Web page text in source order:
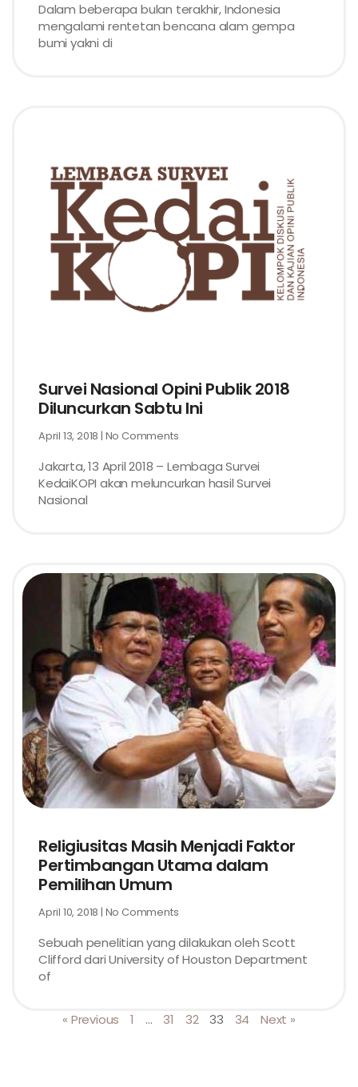
Dalam beberapa bulan terakhir, Indonesia
mengalami rentetan bencana alam gempa
bumi yakni di
Survei Nasional Opini Publik 2018
Diluncurkan Sabtu Ini
April 13, 2018 No Comments
Jakarta, 13 April 2018 – Lembaga Survei
KedaiKOPI akan meluncurkan hasil Survei
Nasional
Religiusitas Masih Menjadi Faktor
Pertimbangan Utama dalam
Pemilihan Umum
April 10, 2018 No Comments
Sebuah penelitian yang dilakukan oleh Scott
Clifford dari University of Houston Department
of
« Previous 1 … 31 32 33 34 Next »